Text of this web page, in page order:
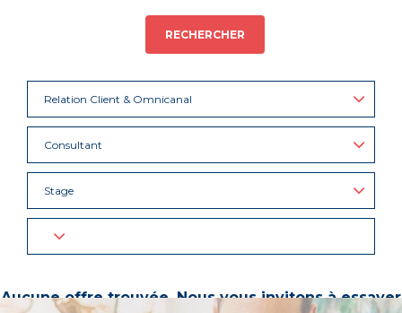
RECHERCHER
Relation Client & Omnicanal
Consultant
Stage
Aucune offre trouvée. Nous vous invitons à essayer